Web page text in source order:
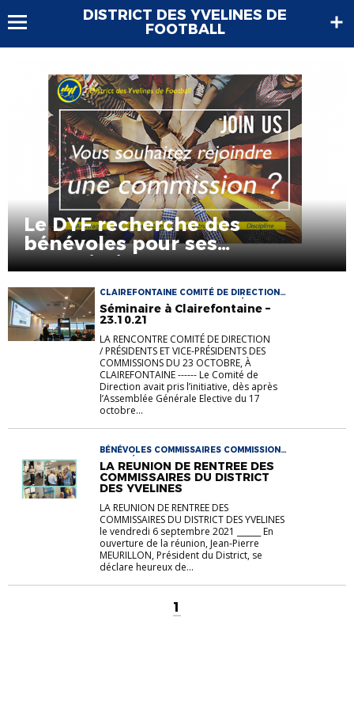
DISTRICT DES YVELINES DE
FOOTBALL
Le DYF recherche des
bénévoles pour ses
commissions
CLAIREFONTAINE COMITÉ DE DIRECTION
COMMISSAIRES COMMISSIONS SÉMINAIRE
Séminaire à Clairefontaine –
23.10.21
LA RENCONTRE COMITÉ DE DIRECTION
/ PRÉSIDENTS ET VICE-PRÉSIDENTS DES
COMMISSIONS DU 23 OCTOBRE, À
CLAIREFONTAINE ------ Le Comité de
Direction avait pris l’initiative, dès après
l’Assemblée Générale Elective du 17
octobre...
BÉNÉVOLES COMMISSAIRES COMMISSIONS
RENTRÉE
LA REUNION DE RENTREE DES
COMMISSAIRES DU DISTRICT
DES YVELINES
LA REUNION DE RENTREE DES
COMMISSAIRES DU DISTRICT DES YVELINES
le vendredi 6 septembre 2021 ______ En
ouverture de la réunion, Jean-Pierre
MEURILLON, Président du District, se
déclare heureux de...
1